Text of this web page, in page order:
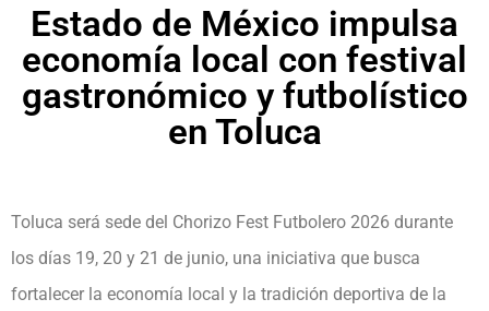
Estado de México impulsa
economía local con festival
gastronómico y futbolístico
en Toluca
Toluca será sede del Chorizo Fest Futbolero 2026 durante
los días 19, 20 y 21 de junio, una iniciativa que busca
fortalecer la economía local y la tradición deportiva de la